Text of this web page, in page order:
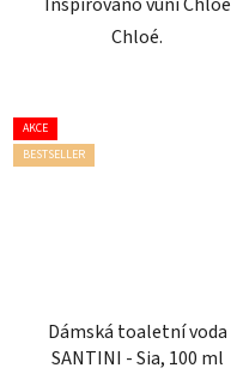
Inspirováno vůní Chloé
Chloé.
AKCE
BESTSELLER
Dámská toaletní voda
SANTINI - Sia, 100 ml